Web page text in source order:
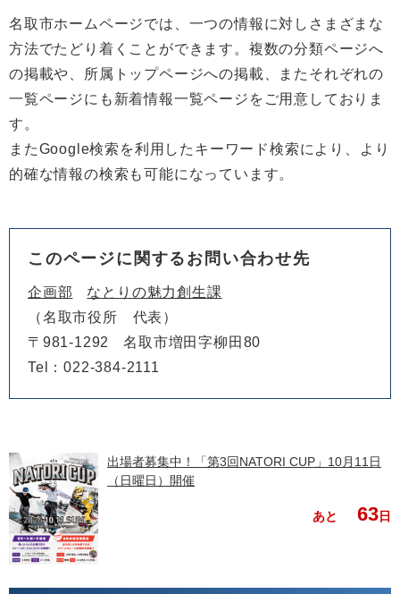
名取市ホームページでは、一つの情報に対しさまざまな
方法でたどり着くことができます。複数の分類ページへ
の掲載や、所属トップページへの掲載、またそれぞれの
一覧ページにも新着情報一覧ページをご用意しておりま
す。
またGoogle検索を利用したキーワード検索により、より
的確な情報の検索も可能になっています。
このページに関するお問い合わせ先
企画部
なとりの魅力創生課
名取市役所 代表
〒981-1292
名取市増田字柳田80
Tel：022-384-2111
出場者募集中！「第3回NATORI CUP」10月11日
（日曜日）開催
あと 63日